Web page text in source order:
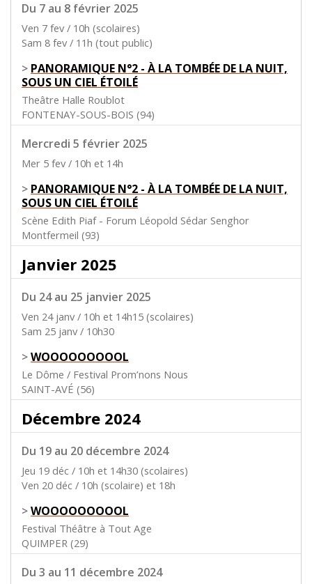
Du 7 au 8 février 2025
Ven 7 fev / 10h (scolaires)
Sam 8 fev / 11h (tout public)
> PANORAMIQUE N°2 - À LA TOMBÉE DE LA NUIT,
SOUS UN CIEL ÉTOILÉ
Theâtre Halle Roublot
FONTENAY-SOUS-BOIS (94)
Mercredi 5 février 2025
Mer 5 fev / 10h et 14h
> PANORAMIQUE N°2 - À LA TOMBÉE DE LA NUIT,
SOUS UN CIEL ÉTOILÉ
Scène Edith Piaf - Forum Léopold Sédar Senghor
Montfermeil (93)
Janvier 2025
Du 24 au 25 janvier 2025
Ven 24 janv / 10h et 14h15 (scolaires)
Sam 25 janv / 10h30
>WOOOOOOOOOL
Le Dôme / Festival Prom’nons Nous
SAINT-AVÉ (56)
Décembre 2024
Du 19 au 20 décembre 2024
Jeu 19 déc / 10h et 14h30 (scolaires)
Ven 20 déc / 10h (scolaire) et 18h
>WOOOOOOOOOL
Festival Théâtre à Tout Age
QUIMPER (29)
Du 3 au 11 décembre 2024